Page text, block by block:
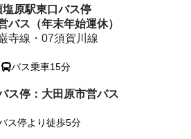
塩原駅東口バス停
バス（年末年始運休）
寺線・07須賀川線
バス乗車15分
ス停：大田原市営バス
ス停より徒歩5分